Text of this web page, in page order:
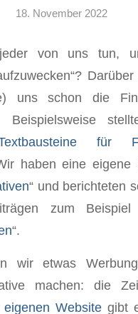
18. November 2022
von uns tun,
uns schon die
Beispielsweise
für
haben eine eigene
“ und berichteten
zum
“.
wir etwas
machen: die
eigenen Website gibt